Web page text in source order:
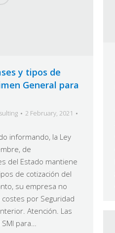
y tipos de
General para
2 February, 2021
informando, la Ley
de
del Estado mantiene
de cotización del
su empresa no
por Seguridad
Atención. Las
para…